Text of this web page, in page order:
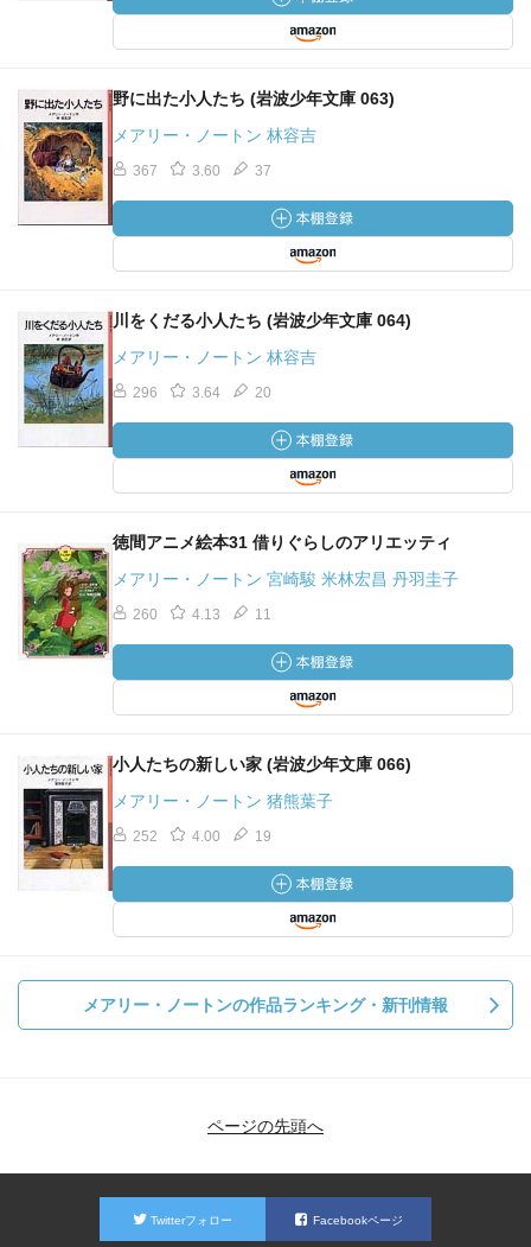
野に出た小人たち (岩波少年文庫 063)
メアリー・ノートン 林容吉
367 3.60 37
川をくだる小人たち (岩波少年文庫 064)
メアリー・ノートン 林容吉
296 3.64 20
徳間アニメ絵本31 借りぐらしのアリエッティ
メアリー・ノートン 宮崎駿 米林宏昌 丹羽圭子
260 4.13 11
小人たちの新しい家 (岩波少年文庫 066)
メアリー・ノートン 猪熊葉子
252 4.00 19
メアリー・ノートンの作品ランキング・新刊情報
ページの先頭へ
Twitterフォロー Facebookページ